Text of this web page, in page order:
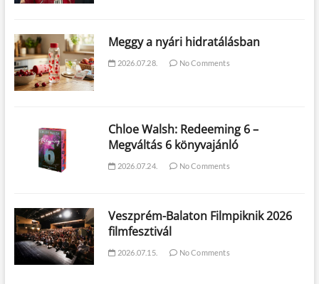
Meggy a nyári hidratálásban
2026.07.28. No Comments
Chloe Walsh: Redeeming 6 –
Megváltás 6 könyvajánló
2026.07.24. No Comments
Veszprém-Balaton Filmpiknik 2026
filmfesztivál
2026.07.15. No Comments